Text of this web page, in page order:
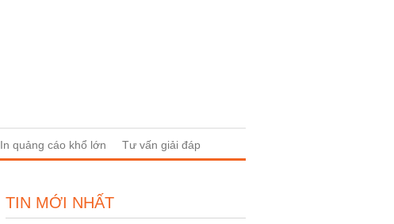
In quảng cáo khổ lớn Tư vấn giải đáp
TIN MỚI NHẤT